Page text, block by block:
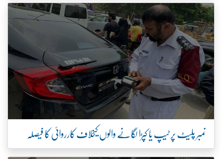
نمبر پلیٹ پر ٹیپ یا کپڑا لگانے والوں کیخلاف کارروائی کا فیصلہ